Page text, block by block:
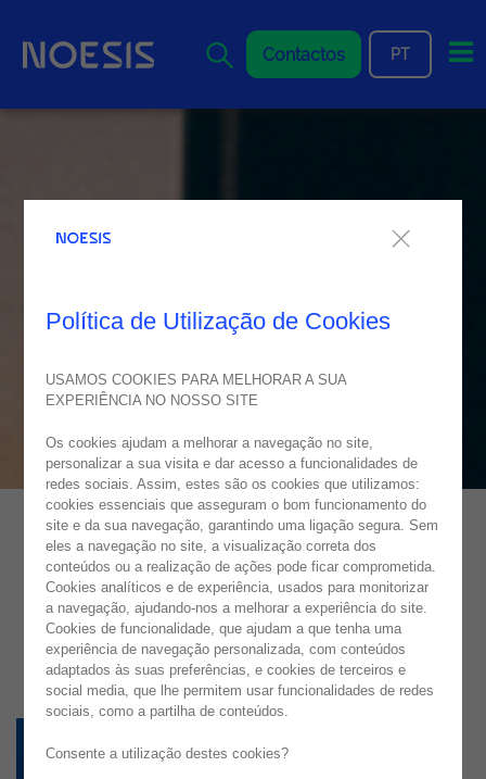
Contactos
PT
Política de Utilização de Cookies
USAMOS COOKIES PARA MELHORAR A SUA
EXPERIÊNCIA NO NOSSO SITE
Os cookies ajudam a melhorar a navegação no site,
personalizar a sua visita e dar acesso a funcionalidades de
redes sociais. Assim, estes são os cookies que utilizamos:
cookies essenciais que asseguram o bom funcionamento do
site e da sua navegação, garantindo uma ligação segura. Sem
eles a navegação no site, a visualização correta dos
conteúdos ou a realização de ações pode ficar comprometida.
Cookies analíticos e de experiência, usados para monitorizar
a navegação, ajudando-nos a melhorar a experiência do site.
Cookies de funcionalidade, que ajudam a que tenha uma
experiência de navegação personalizada, com conteúdos
adaptados às suas preferências, e cookies de terceiros e
social media, que lhe permitem usar funcionalidades de redes
sociais, como a partilha de conteúdos.
Consente a utilização destes cookies?